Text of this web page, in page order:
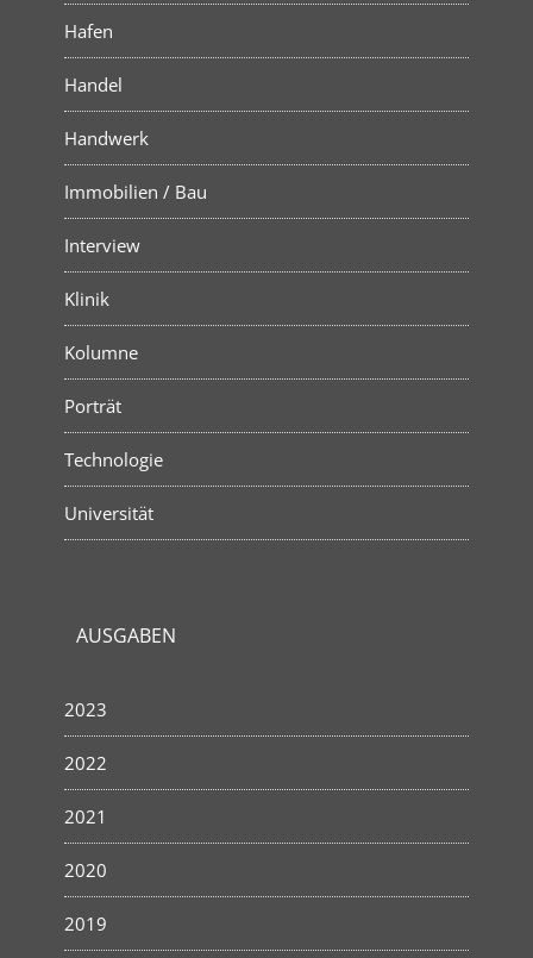
Hafen
Handel
Handwerk
Immobilien / Bau
Interview
Klinik
Kolumne
Porträt
Technologie
Universität
AUSGABEN
2023
2022
2021
2020
2019